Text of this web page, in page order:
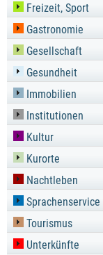
Freizeit, Sport
Gastronomie
Gesellschaft
Gesundheit
Immobilien
Institutionen
Kultur
Kurorte
Nachtleben
Sprachenservice
Tourismus
Unterkünfte